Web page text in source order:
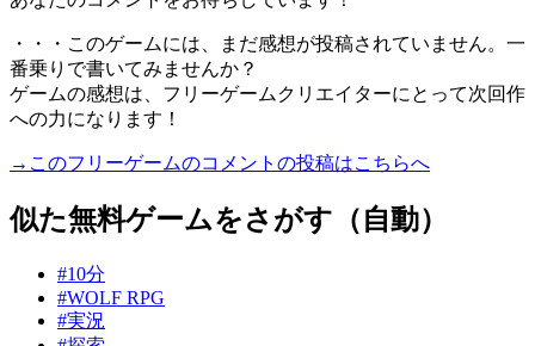
・・・このゲームには、まだ感想が投稿されていません。一
番乗りで書いてみませんか？
ゲームの感想は、フリーゲームクリエイターにとって次回作
への力になります！
→このフリーゲームのコメントの投稿はこちらへ
似た無料ゲームをさがす（自動）
#10分
#WOLF RPG
#実況